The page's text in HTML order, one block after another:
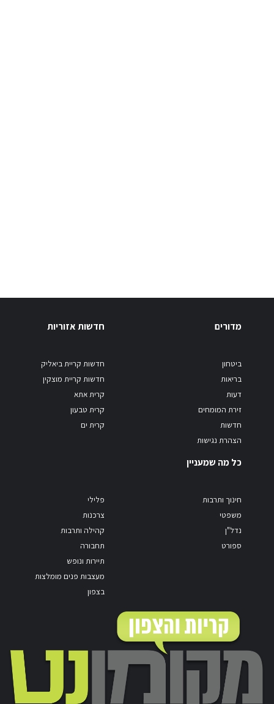
מדורים
ביטחון
בריאות
דעות
זירת המומחים
חדשות
הצהרת נגישות
חדשות אזוריות
חדשות קריית ביאליק
חדשות קריית מוצקין
קרית אתא
קרית טבעון
קרית ים
כל מה שמעניין
חינוך ותרבות
משפטי
נדל"ן
ספורט
פלילי
צרכנות
קהילה ותרבות
תחבורה
תיירות ונופש
מעצבות פנים מומלצות
בצפון